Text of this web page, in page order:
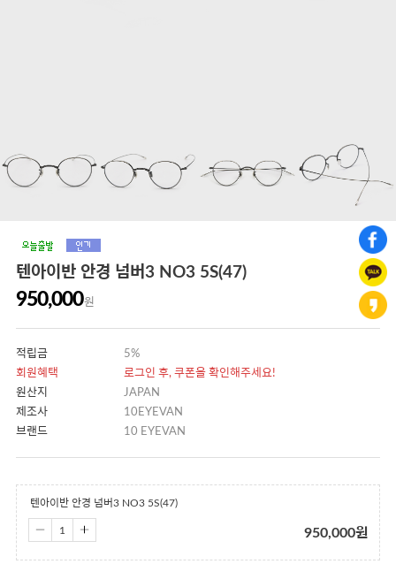
텐아이반 안경 넘버3 NO3 5S(47)
950,000원
적립금
5%
회원혜택
로그인 후, 쿠폰을 확인해주세요!
원산지
JAPAN
제조사
10EYEVAN
브랜드
10 EYEVAN
텐아이반 안경 넘버3 NO3 5S(47)
950,000원